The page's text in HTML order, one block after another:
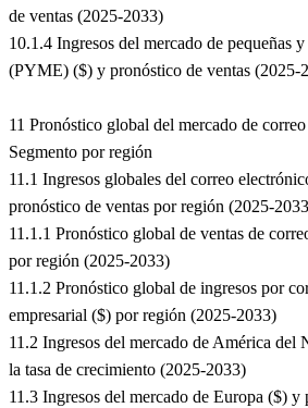
de ventas (2025-2033)
10.1.4 Ingresos del mercado de pequeñas y
(PYME) ($) y pronóstico de ventas (2025-
11 Pronóstico global del mercado de
Segmento por región
11.1 Ingresos globales del correo
pronóstico de ventas por región (2025-
11.1.1 Pronóstico global de ventas de
por región (2025-2033)
11.1.2 Pronóstico global de ingresos por
empresarial ($) por región (2025-2033)
11.2 Ingresos del mercado de América del
la tasa de crecimiento (2025-2033)
11.3 Ingresos del mercado de Europa ($) y